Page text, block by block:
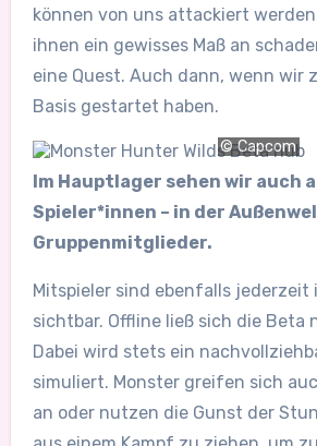
können von uns attackiert
ihnen ein gewisses Maß an
eine Quest. Auch dann, wenn wir
Basis gestartet haben.
© Capcom
Im Hauptlager sehen wir auch
Spieler*innen – in der
Gruppenmitglieder.
Mitspieler sind ebenfalls jederzeit
sichtbar. Offline ließ sich die Beta
Dabei wird stets ein
simuliert. Monster greifen sich
an oder nutzen die Gunst der